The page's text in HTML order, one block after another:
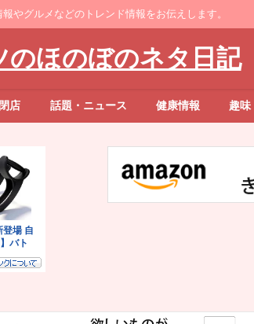
報やグルメなどのトレンド情報をお伝えします。
のほのぼのネタ日記
店 話題・ニュース 健康情報 趣味